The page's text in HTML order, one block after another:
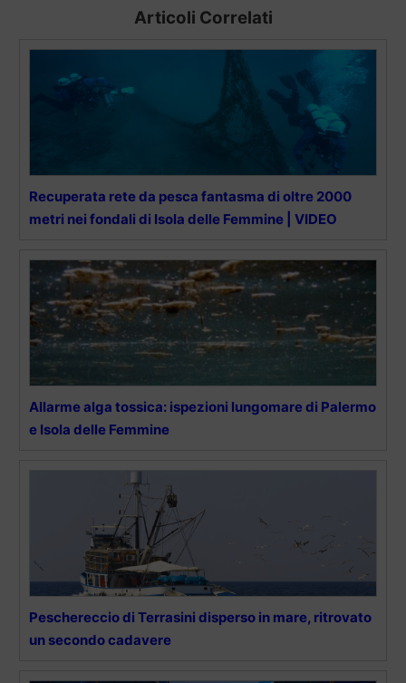
Articoli Correlati
Recuperata rete da pesca fantasma di oltre 2000
metri nei fondali di Isola delle Femmine | VIDEO
Allarme alga tossica: ispezioni lungomare di Palermo
e Isola delle Femmine
Peschereccio di Terrasini disperso in mare, ritrovato
un secondo cadavere